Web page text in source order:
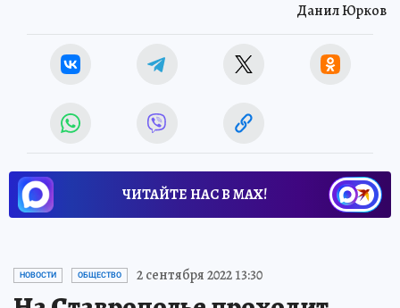
Данил Юрков
ЧИТАЙТЕ НАС В МАХ!
НОВОСТИ ОБЩЕСТВО 2 сентября 2022 13:30